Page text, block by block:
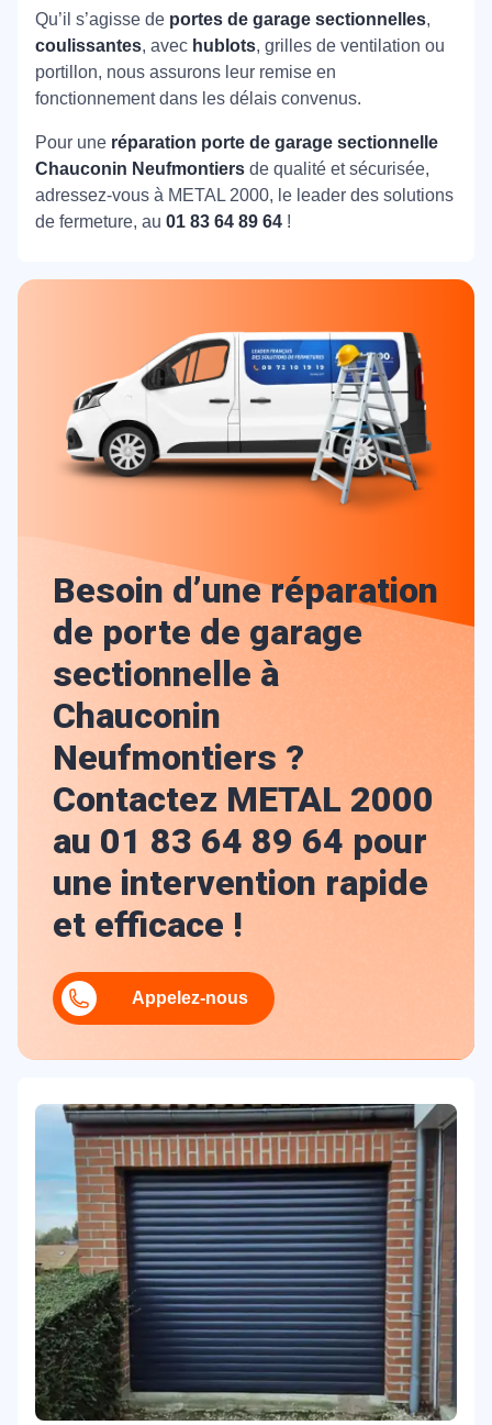
Qu’il s’agisse de portes de garage sectionnelles,
coulissantes, avec hublots, grilles de ventilation ou
portillon, nous assurons leur remise en
fonctionnement dans les délais convenus.
Pour une réparation porte de garage sectionnelle
Chauconin Neufmontiers de qualité et sécurisée,
adressez-vous à METAL 2000, le leader des solutions
de fermeture, au 01 83 64 89 64 !
Besoin d’une réparation
de porte de garage
sectionnelle à
Chauconin
Neufmontiers ?
Contactez METAL 2000
au 01 83 64 89 64 pour
une intervention rapide
et efficace !
Appelez-nous